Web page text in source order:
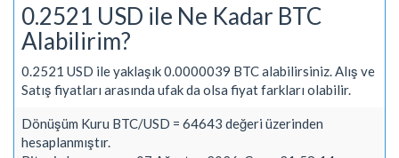
0.2521 USD ile Ne Kadar BTC
Alabilirim?
0.2521 USD ile yaklaşık 0.0000039 BTC alabilirsiniz. Alış ve
Satış fiyatları arasında ufak da olsa fiyat farkları olabilir.
Dönüşüm Kuru BTC/USD = 64643 değeri üzerinden
hesaplanmıştır.